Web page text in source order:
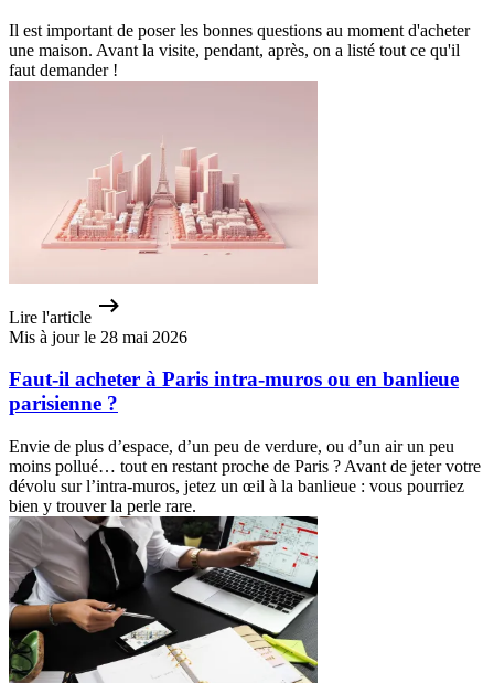
Il est important de poser les bonnes questions au moment d'acheter
une maison. Avant la visite, pendant, après, on a listé tout ce qu'il
faut demander !
Lire l'article
Mis à jour le 28 mai 2026
Faut-il acheter à Paris intra-muros ou en banlieue
parisienne ?
Envie de plus d’espace, d’un peu de verdure, ou d’un air un peu
moins pollué… tout en restant proche de Paris ? Avant de jeter votre
dévolu sur l’intra-muros, jetez un œil à la banlieue : vous pourriez
bien y trouver la perle rare.